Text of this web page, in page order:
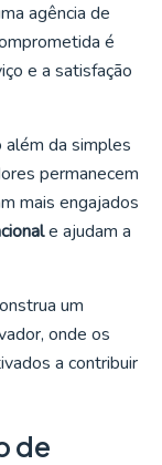
agência de
é
e a satisfação
da simples
permanecem
mais engajados
e ajudam a
um
onde os
a contribuir
de